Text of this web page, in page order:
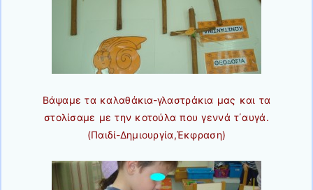
Βάψαμε τα καλαθάκια-γλαστράκια μας και τα
στολίσαμε με την κοτούλα που γεννά τ΄αυγά.
(Παιδί-Δημιουργία,Έκφραση)